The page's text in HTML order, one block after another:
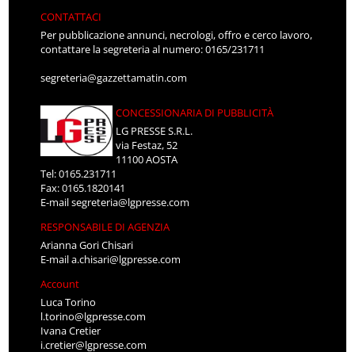
CONTATTACI
Per pubblicazione annunci, necrologi, offro e cerco lavoro,
contattare la segreteria al numero: 0165/231711
segreteria@gazzettamatin.com
CONCESSIONARIA DI PUBBLICITÀ
LG PRESSE S.R.L.
via Festaz, 52
11100 AOSTA
Tel: 0165.231711
Fax: 0165.1820141
E-mailsegreteria@lgpresse.com
RESPONSABILE DI AGENZIA
Arianna Gori Chisari
E-maila.chisari@lgpresse.com
Account
Luca Torino
l.torino@lgpresse.com
Ivana Cretier
i.cretier@lgpresse.com